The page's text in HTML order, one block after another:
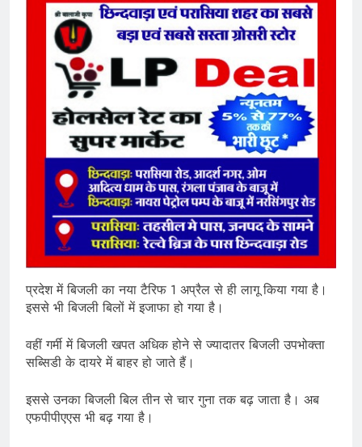
प्रदेश में बिजली का नया टैरिफ 1 अप्रैल से ही लागू किया गया है।
इससे भी बिजली बिलों में इजाफा हो गया है।
वहीं गर्मी में बिजली खपत अधिक होने से ज्यादातर बिजली उपभोक्ता
सब्सिडी के दायरे में बाहर हो जाते हैं।
इससे उनका बिजली बिल तीन से चार गुना तक बढ़ जाता है। अब
एफपीपीएएस भी बढ़ गया है।